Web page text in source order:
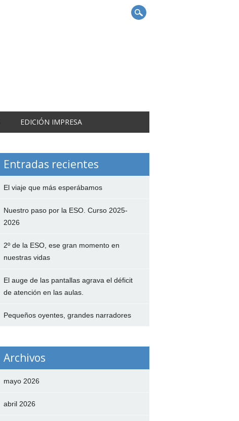
EDICIÓN IMPRESA
Entradas recientes
El viaje que más esperábamos
Nuestro paso por la ESO. Curso 2025-
2026
2º de la ESO, ese gran momento en
nuestras vidas
El auge de las pantallas agrava el déficit
de atención en las aulas.
Pequeños oyentes, grandes narradores
Archivos
mayo 2026
abril 2026